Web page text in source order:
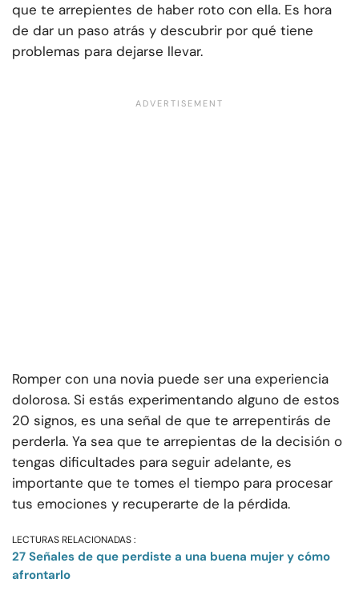
que te arrepientes de haber roto con ella. Es hora
de dar un paso atrás y descubrir por qué tiene
problemas para dejarse llevar.
Romper con una novia puede ser una experiencia
dolorosa. Si estás experimentando alguno de estos
20 signos, es una señal de que te arrepentirás de
perderla. Ya sea que te arrepientas de la decisión o
tengas dificultades para seguir adelante, es
importante que te tomes el tiempo para procesar
tus emociones y recuperarte de la pérdida.
LECTURAS RELACIONADAS :
27 Señales de que perdiste a una buena mujer y cómo
afrontarlo